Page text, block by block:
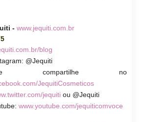
- www.jequiti.com.br
blog
@Jequiti
compartilhe no
JequitiCosmeticos
jequitiou @Jequiti
www.youtube.com/jequiticomvoce